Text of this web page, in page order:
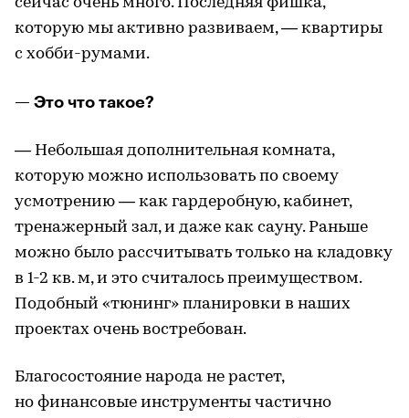
которую мы активно развиваем, — квартиры
с хобби-румами.
— Это что такое?
— Небольшая дополнительная комната,
которую можно использовать по своему
усмотрению — как гардеробную, кабинет,
тренажерный зал, и даже как сауну. Раньше
можно было рассчитывать только на кладовку
в 1-2 кв. м, и это считалось преимуществом.
Подобный «тюнинг» планировки в наших
проектах очень востребован.
Благосостояние народа не растет,
но финансовые инструменты частично